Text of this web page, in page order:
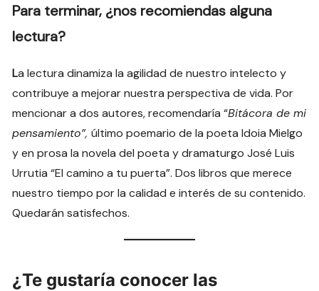
Para terminar, ¿nos recomiendas alguna
lectura?
La lectura dinamiza la agilidad de nuestro intelecto y
contribuye a mejorar nuestra perspectiva de vida. Por
mencionar a dos autores, recomendaría “Bitácora de mi
pensamiento”,último poemario de la poeta Idoia Mielgo
y en prosa la novela del poeta y dramaturgo José Luis
Urrutia “El camino a tu puerta”. Dos libros que merece
nuestro tiempo por la calidad e interés de su contenido.
Quedarán satisfechos.
¿Te gustaría conocer las